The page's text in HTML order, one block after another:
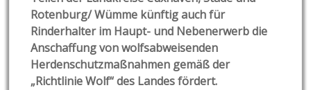
Rotenburg/ Wümme künftig auch für
Rinderhalter im Haupt- und Nebenerwerb die
Anschaffung von wolfsabweisenden
Herdenschutzmaßnahmen gemäß der
„Richtlinie Wolf“ des Landes fördert.